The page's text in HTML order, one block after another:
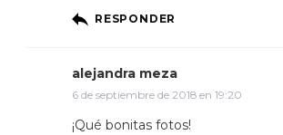
RESPONDER
alejandra meza
6 de septiembre de 2018 en 19:20
¡Qué bonitas fotos!